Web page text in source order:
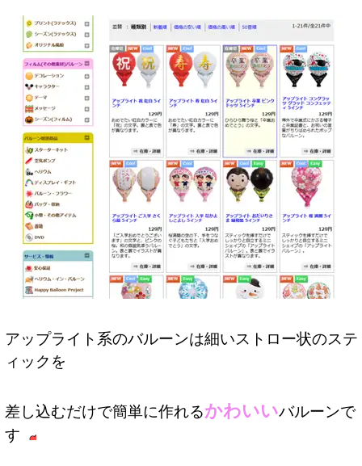
アップライト系のバルーンは細いストロー状のステ
ィックを
差し込むだけで簡単に作れるかわいいバルーンで
す